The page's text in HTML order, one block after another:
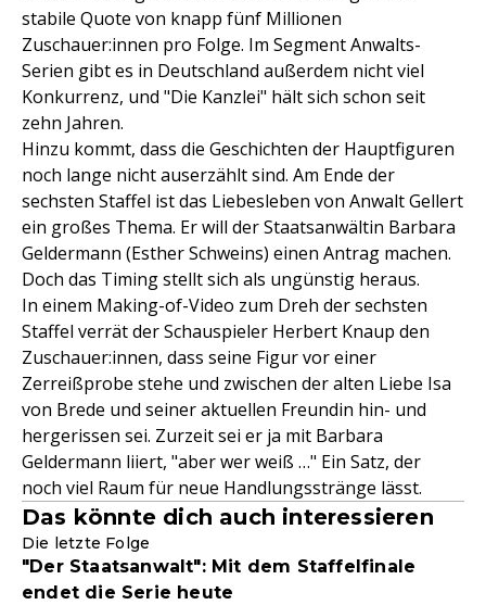
stabile Quote von knapp fünf Millionen
Zuschauer:innen pro Folge. Im Segment Anwalts-
Serien gibt es in Deutschland außerdem nicht viel
Konkurrenz, und "Die Kanzlei" hält sich schon seit
zehn Jahren.
Hinzu kommt, dass die Geschichten der Hauptfiguren
noch lange nicht auserzählt sind. Am Ende der
sechsten Staffel ist das Liebesleben von Anwalt Gellert
ein großes Thema. Er will der Staatsanwältin Barbara
Geldermann (Esther Schweins) einen Antrag machen.
Doch das Timing stellt sich als ungünstig heraus.
In einem Making-of-Video zum Dreh der sechsten
Staffel verrät der Schauspieler Herbert Knaup den
Zuschauer:innen, dass seine Figur vor einer
Zerreißprobe stehe und zwischen der alten Liebe Isa
von Brede und seiner aktuellen Freundin hin- und
hergerissen sei. Zurzeit sei er ja mit Barbara
Geldermann liiert, "aber wer weiß …" Ein Satz, der
noch viel Raum für neue Handlungsstränge lässt.
Das könnte dich auch interessieren
Die letzte Folge
"Der Staatsanwalt": Mit dem Staffelfinale
endet die Serie heute